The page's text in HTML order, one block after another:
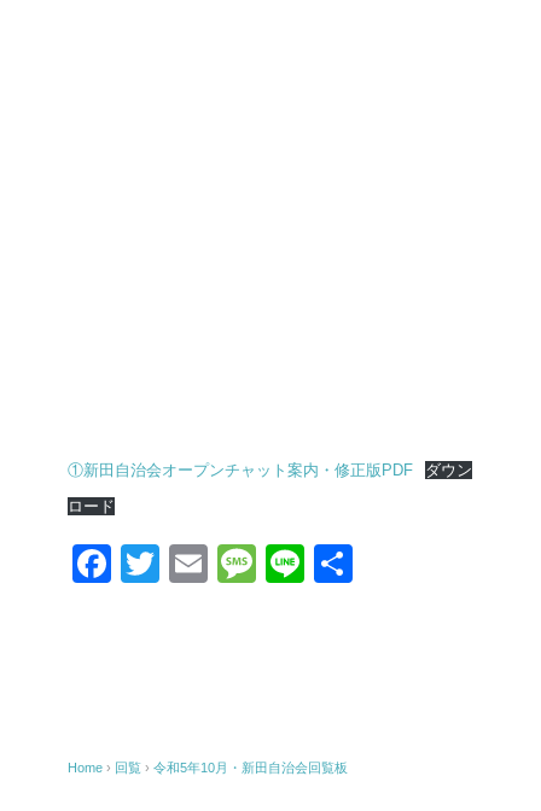
①新田自治会オープンチャット案内・修正版PDF
ダウン
ロード
F
o
T
E
M
e
Li
Home › 回覧 › 令和5年10月・新田自治会回覧板